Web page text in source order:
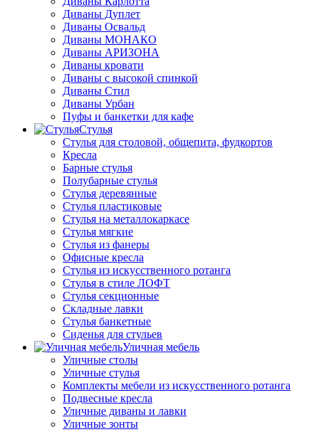
Диваны Дуплет
Диваны Освальд
Диваны МОНАКО
Диваны АРИЗОНА
Диваны кровати
Диваны с высокой спинкой
Диваны Стил
Диваны Урбан
Пуфы и банкетки для кафе
Стулья
Стулья для столовой, общепита, фудкортов
Кресла
Барные стулья
Полубарные стулья
Стулья деревянные
Стулья пластиковые
Стулья на металлокаркасе
Стулья мягкие
Стулья из фанеры
Офисные кресла
Стулья из искусственного ротанга
Стулья в стиле ЛОФТ
Стулья секционные
Складные лавки
Стулья банкетные
Сиденья для стульев
Уличная мебель
Уличные столы
Уличные стулья
Комплекты мебели из искусственного ротанга
Подвесные кресла
Уличные диваны и лавки
Уличные зонты